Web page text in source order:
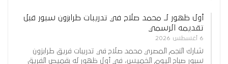
أول ظهور لـ محمد صلاح في تدريبات طرابزون سبور قبل
تقديمه الرسمي
6 أغسطس 2026
شارك النجم المصري محمد صلاح في تدريبات فريق طرابزون
سبور صباح اليوم الخميس، في أول ظهور له بقميص الفريق